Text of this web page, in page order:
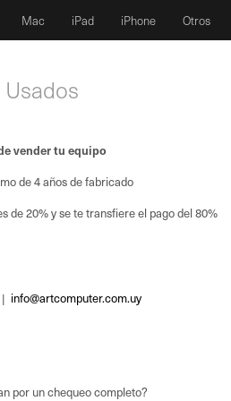
Mac iPad iPhone Otros
vender tu equipo
de 4 años de fabricado
de 20% y se te transfiere el pago del 80%
info@artcomputer.com.uy
por un chequeo completo?